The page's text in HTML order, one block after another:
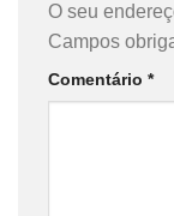
O seu
Campos
Comentário *